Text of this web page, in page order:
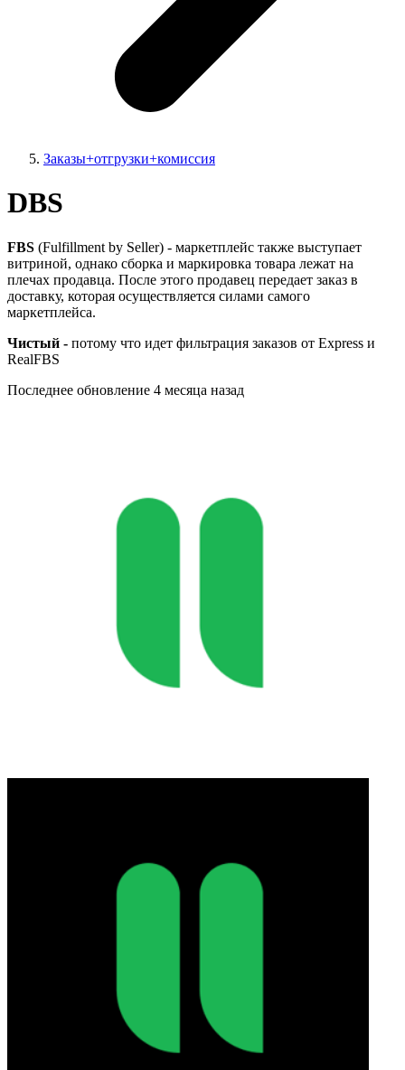
Заказы+отгрузки+комиссия
DBS
FBS (Fulfillment by Seller) - маркетплейс также выступает
витриной, однако сборка и маркировка товара лежат на
плечах продавца. После этого продавец передает заказ в
доставку, которая осуществляется силами самого
маркетплейса.
Чистый - потому что идет фильтрация заказов от Express и
RealFBS
Последнее обновление 4 месяца назад